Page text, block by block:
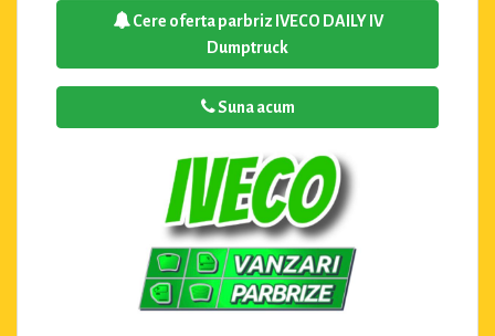
Cere oferta parbriz IVECO DAILY IV
Dumptruck
Suna acum